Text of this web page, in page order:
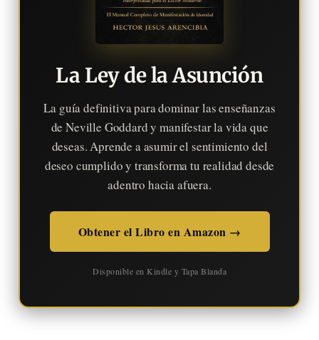
La Ley de la Asunción
La guía definitiva para dominar las enseñanzas
de Neville Goddard y manifestar la vida que
deseas. Aprende a asumir el sentimiento del
deseo cumplido y transforma tu realidad desde
adentro hacia afuera.
Obtener el Libro en Amazon →
Disponible en Kindle y Tapa Blanda